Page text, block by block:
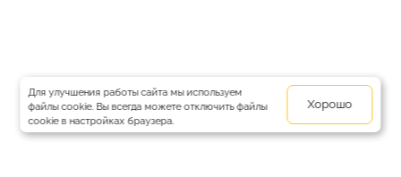
Для улучшения работы сайта мы используем
файлы cookie. Вы всегда можете отключить файлы
cookie в настройках браузера.
Хорошо